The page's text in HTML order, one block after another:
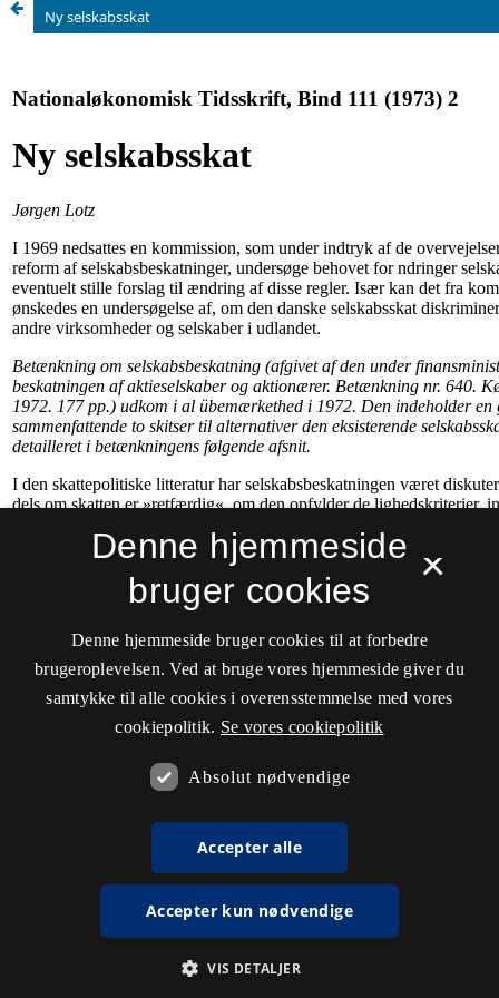
Ny selskabsskat
×
Denne hjemmeside
bruger cookies
Denne hjemmeside bruger cookies til at forbedre
brugeroplevelsen. Ved at bruge vores hjemmeside giver du
samtykke til alle cookies i overensstemmelse med vores
cookiepolitik. Se vores cookiepolitik
Absolut nødvendige
Accepter alle
Accepter kun nødvendige
VIS DETALJER